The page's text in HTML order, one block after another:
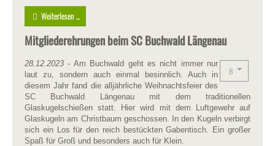
Weiterlesen ...
Mitgliederehrungen beim SC Buchwald Längenau
28.12.2023 - Am Buchwald geht es nicht immer nur
laut zu, sondern auch einmal besinnlich. Auch in
diesem Jahr fand die alljährliche Weihnachtsfeier des
SC Buchwald Längenau mit dem traditionellen
Glaskugelschießen statt. Hier wird mit dem Luftgewehr auf
Glaskugeln am Christbaum geschossen. In den Kugeln verbirgt
sich ein Los für den reich bestückten Gabentisch. Ein großer
Spaß für Groß und besonders auch für Klein.